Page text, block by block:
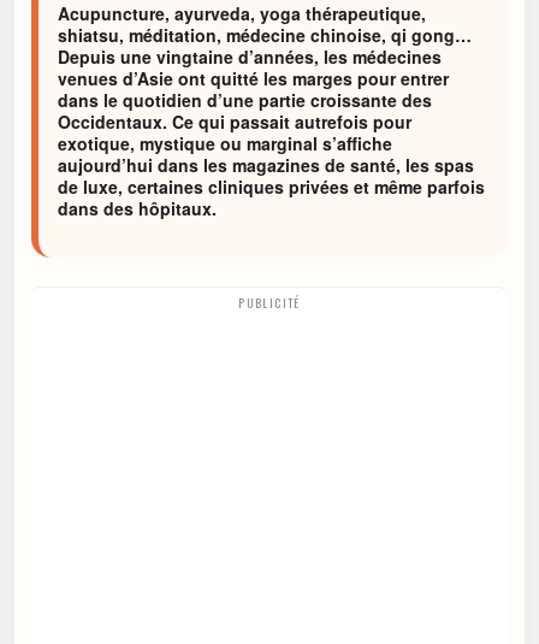
Acupuncture, ayurveda, yoga thérapeutique,
shiatsu, méditation, médecine chinoise, qi gong…
Depuis une vingtaine d’années, les médecines
venues d’Asie ont quitté les marges pour entrer
dans le quotidien d’une partie croissante des
Occidentaux. Ce qui passait autrefois pour
exotique, mystique ou marginal s’affiche
aujourd’hui dans les magazines de santé, les spas
de luxe, certaines cliniques privées et même parfois
dans des hôpitaux.
PUBLICITÉ